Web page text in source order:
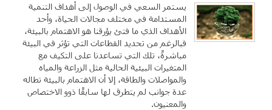
يستمر السعي في الوصول إلى أهداف التنمية
المستدامة في مختلف مجالات الحياة، وأحد
الأهداف الذي ما فتئ يؤرقنا هو الاهتمام بالبيئة،
فبالرغم من تحديد القطاعات التي تؤثر في البيئة
مباشرةً، تلك التي تساعدنا على التكيف مع
المتغيرات البيئية الحالية مثل الزراعة والمياه
والمواصلات والطاقة، إلا أن الاهتمام بالبيئة تطاله
عدة جوانب لم يتطرق لها سابقًا ذوو الاختصاص
والمعنيون.